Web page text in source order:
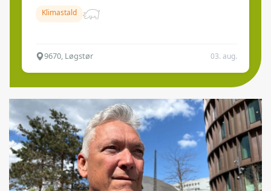
Klimastald
9670, Løgstør 03. aug.